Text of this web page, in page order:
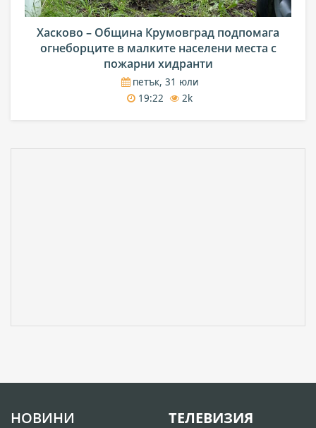
Хасково – Община Крумовград подпомага
огнеборците в малките населени места с
пожарни хидранти
петък, 31 юли
19:22
2k
НОВИНИ ТЕЛЕВИЗИЯ